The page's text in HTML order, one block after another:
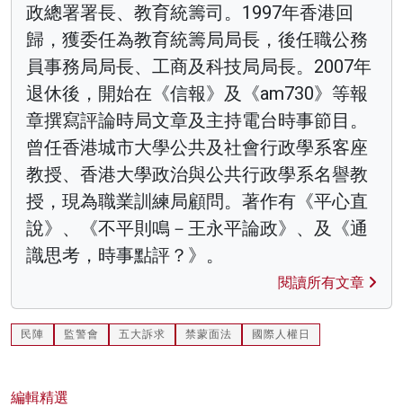
政總署署長、教育統籌司。1997年香港回
歸，獲委任為教育統籌局局長，後任職公務
員事務局局長、工商及科技局局長。2007年
退休後，開始在《信報》及《am730》等報
章撰寫評論時局文章及主持電台時事節目。
曾任香港城市大學公共及社會行政學系客座
教授、香港大學政治與公共行政學系名譽教
授，現為職業訓練局顧問。著作有《平心直
說》、《不平則鳴－王永平論政》、及《通
識思考，時事點評？》。
閱讀所有文章
民陣 監警會 五大訴求 禁蒙面法 國際人權日
編輯精選